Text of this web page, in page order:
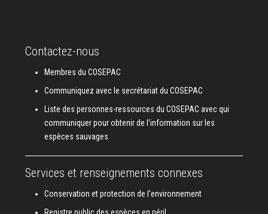
Contactez-nous
Membres du COSEPAC
Communiquez avec le secrétariat du COSEPAC
Liste des personnes-ressources du COSEPAC avec qui
communiquer pour obtenir de l’information sur les
espèces sauvages
Services et renseignements connexes
Conservation et protection de l'environnement